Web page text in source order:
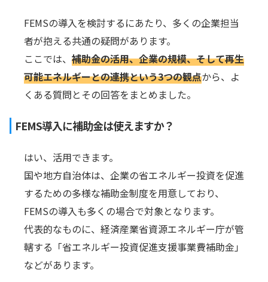
FEMSの導入を検討するにあたり、多くの企業担当
者が抱える共通の疑問があります。
ここでは、 補助金の活用、企業の規模、そして再生
可能エネルギーとの連携という3つの観点から、よ
くある質問とその回答をまとめました。
FEMS導入に補助金は使えますか？
はい、活用できます。
国や地方自治体は、企業の省エネルギー投資を促進
するための多様な補助金制度を用意しており、
FEMSの導入も多くの場合で対象となります。
代表的なものに、経済産業省資源エネルギー庁が管
轄する「省エネルギー投資促進支援事業費補助金」
などがあります。